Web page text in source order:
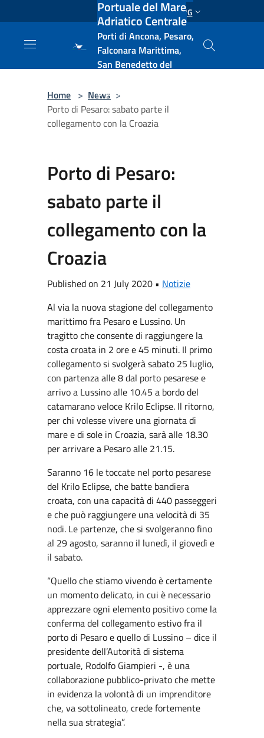
Salta al contenuto principale ENG
Portuale del Mare
Adriatico Centrale
Porti di Ancona, Pesaro,
Falconara Marittima,
San Benedetto del
e Vasto
Home > News >
Porto di Pesaro: sabato parte il
collegamento con la Croazia
Porto di Pesaro:
sabato parte il
collegamento con la
Croazia
Published on 21 July 2020 • Notizie
Al via la nuova stagione del collegamento
marittimo fra Pesaro e Lussino. Un
tragitto che consente di raggiungere la
costa croata in 2 ore e 45 minuti. Il primo
collegamento si svolgerà sabato 25 luglio,
con partenza alle 8 dal porto pesarese e
arrivo a Lussino alle 10.45 a bordo del
catamarano veloce Krilo Eclipse. Il ritorno,
per chi volesse vivere una giornata di
mare e di sole in Croazia, sarà alle 18.30
per arrivare a Pesaro alle 21.15.
Saranno 16 le toccate nel porto pesarese
del Krilo Eclipse, che batte bandiera
croata, con una capacità di 440 passeggeri
e che può raggiungere una velocità di 35
nodi. Le partenze, che si svolgeranno fino
al 29 agosto, saranno il lunedì, il giovedì e
il sabato.
“Quello che stiamo vivendo è certamente
un momento delicato, in cui è necessario
apprezzare ogni elemento positivo come la
conferma del collegamento estivo fra il
porto di Pesaro e quello di Lussino – dice il
presidente dell’Autorità di sistema
portuale, Rodolfo Giampieri -, è una
collaborazione pubblico-privato che mette
in evidenza la volontà di un imprenditore
che, va sottolineato, crede fortemente
nella sua strategia”.